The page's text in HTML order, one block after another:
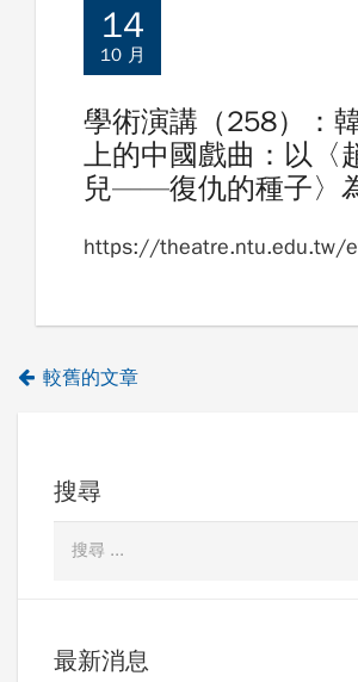
14
10 月
學術演講（258）：
上的中國戲曲：以〈
兒——復仇的種子〉
https://theatre.ntu.edu.tw/
較舊的文章
搜尋
最新消息